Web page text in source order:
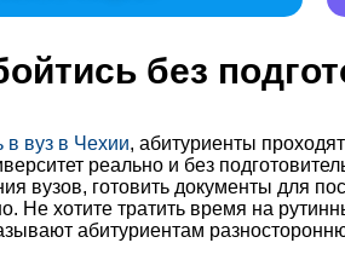
без
в вуз в Чехии, абитуриенты
реально и без
вузов, готовить документы для
Не хотите тратить время на
абитуриентам